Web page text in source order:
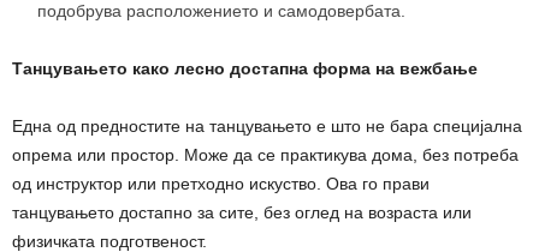
подобрува расположението и самодовербата.
Танцувањето како лесно достапна форма на вежбање
Една од предностите на танцувањето е што не бара специјална
опрема или простор. Може да се практикува дома, без потреба
од инструктор или претходно искуство. Ова го прави
танцувањето достапно за сите, без оглед на возраста или
физичката подготвеност.